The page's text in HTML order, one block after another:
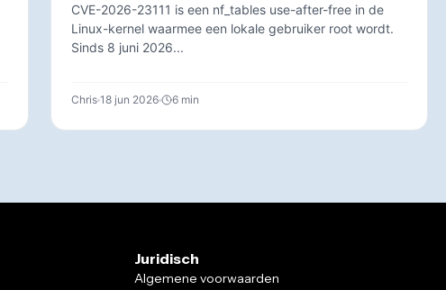
CVE-2026-23111 is een nf_tables use-after-free in de
Linux-kernel waarmee een lokale gebruiker root wordt.
Sinds 8 juni 2026...
Chris 18 jun 2026 6 min
Juridisch
Algemene voorwaarden